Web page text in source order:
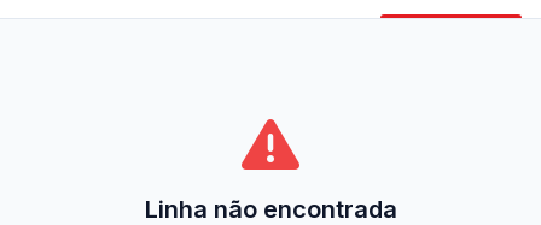
Linha não encontrada